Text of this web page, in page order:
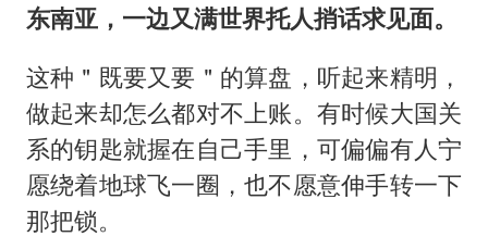
东南亚，一边又满世界托人捎话求见面。
这种＂既要又要＂的算盘，听起来精明，
做起来却怎么都对不上账。有时候大国关
系的钥匙就握在自己手里，可偏偏有人宁
愿绕着地球飞一圈，也不愿意伸手转一下
那把锁。